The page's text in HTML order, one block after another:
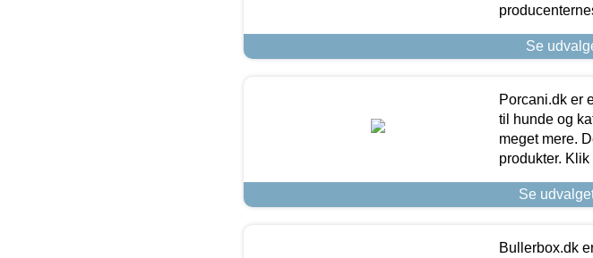
Se
Porcani.dk er
til hunde og
meget mere.
produkter.
Se
Bullerbox.dk